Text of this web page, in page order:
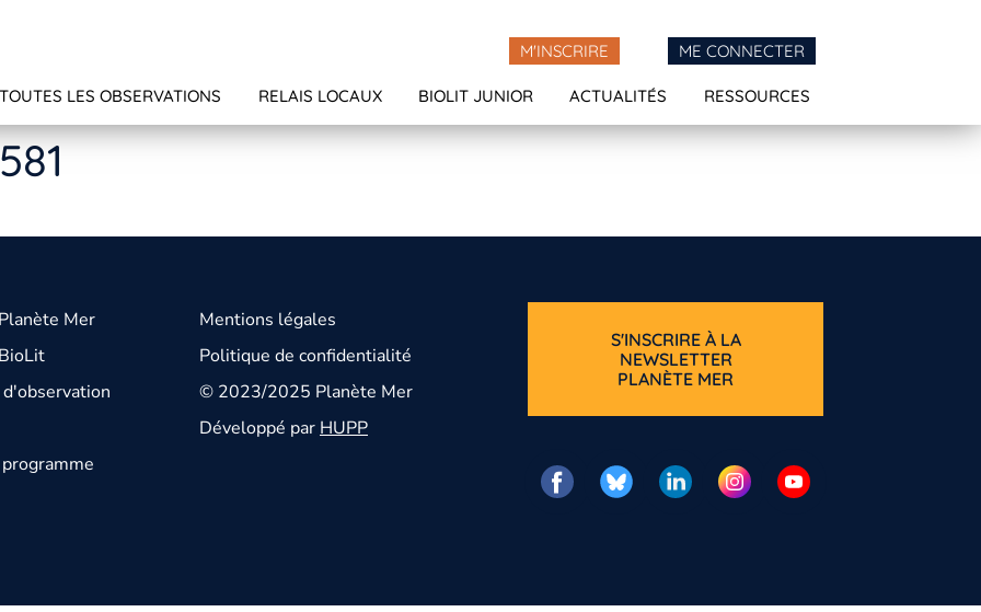
M'INSCRIRE ME CONNECTER
TOUTES LES OBSERVATIONS RELAIS LOCAUX BIOLIT JUNIOR ACTUALITÉS RESSOURCES
Mer
Mentions légales
Politique de confidentialité
© 2023/2025 Planète Mer
Développé parHUPP
S'INSCRIRE À LA
NEWSLETTER
PLANÈTE MER